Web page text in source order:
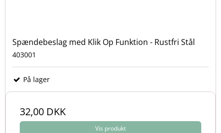
Spændebeslag med Klik Op Funktion - Rustfri Stål
403001
På lager
32,00 DKK
Vis produkt